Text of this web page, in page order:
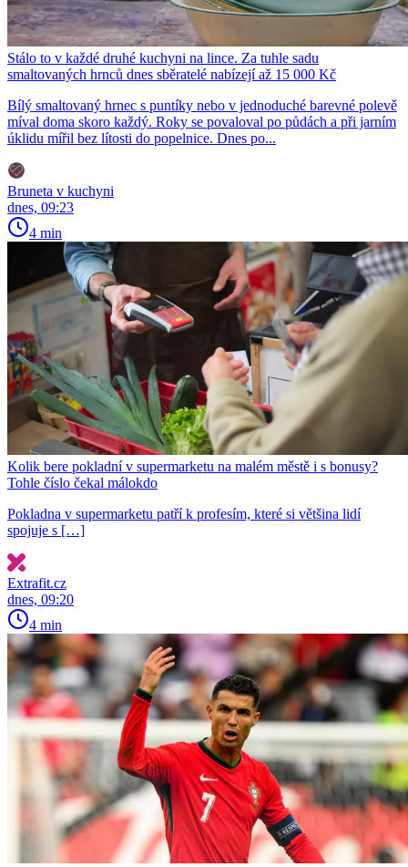
Stálo to v každé druhé kuchyni na lince. Za tuhle sadu
smaltovaných hrnců dnes sběratelé nabízejí až 15 000 Kč
Bílý smaltovaný hrnec s puntíky nebo v jednoduché barevné polevě
míval doma skoro každý. Roky se povaloval po půdách a při jarním
úklidu mířil bez lítosti do popelnice. Dnes po...
Bruneta v kuchyni
dnes, 09:23
4 min
Kolik bere pokladní v supermarketu na malém městě i s bonusy?
Tohle číslo čekal málokdo
Pokladna v supermarketu patří k profesím, které si většina lidí
spojuje s […]
Extrafit.cz
dnes, 09:20
4 min